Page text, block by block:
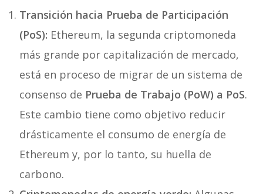
Transición hacia Prueba de Participación
(PoS): Ethereum, la segunda criptomoneda
más grande por capitalización de mercado,
está en proceso de migrar de un sistema de
consenso de Prueba de Trabajo (PoW) a PoS.
Este cambio tiene como objetivo reducir
drásticamente el consumo de energía de
Ethereum y, por lo tanto, su huella de
carbono.